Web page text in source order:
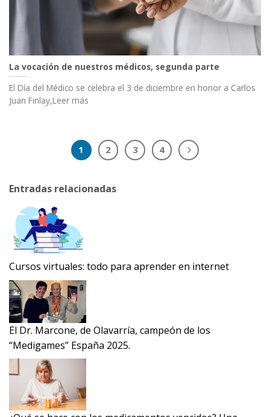
La vocación de nuestros médicos, segunda parte
El Día del Médico se celebra el 3 de diciembre en honor a Carlos
Juan Finlay,Leer más
1 2 3 4
Entradas relacionadas
Cursos virtuales: todo para aprender en internet
El Dr. Marcone, de Olavarría, campeón de los
“Medigames” España 2025.